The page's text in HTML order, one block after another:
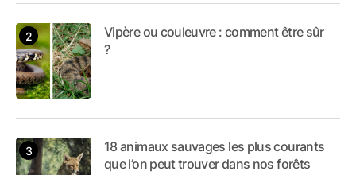
Vipère ou couleuvre : comment être sûr
?
18 animaux sauvages les plus courants
que l’on peut trouver dans nos forêts